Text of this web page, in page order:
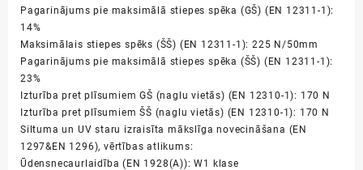
Pagarinājums pie maksimālā stiepes spēka (GŠ) (EN 12311-1):
14%
Maksimālais stiepes spēks (ŠŠ) (EN 12311-1): 225 N/50mm
Pagarinājums pie maksimālā stiepes spēka (ŠŠ) (EN 12311-1):
23%
Izturība pret plīsumiem GŠ (naglu vietās) (EN 12310-1): 170 N
Izturība pret plīsumiem ŠŠ (naglu vietās) (EN 12310-1): 170 N
Siltuma un UV staru izraisīta mākslīga novecināšana (EN
1297&EN 1296), vērtības atlikums:
Ūdensnecaurlaidība (EN 1928(A)): W1 klase